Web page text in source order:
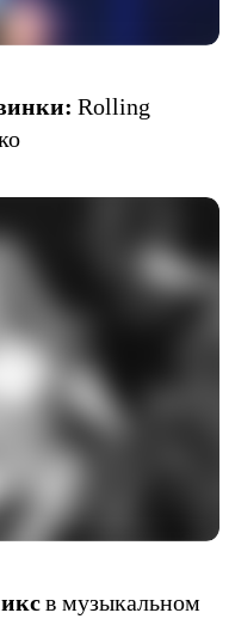
Rolling
в музыкальном